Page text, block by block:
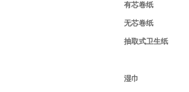
有芯卷纸
无芯卷纸
抽取式卫生纸
湿巾